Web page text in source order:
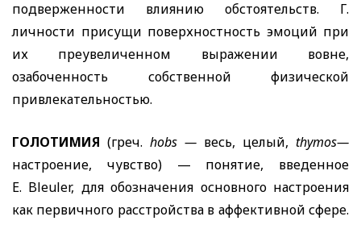
подверженности влиянию обстоятельств. Г.
личности присущи поверхностность эмоций при
их преувеличенном выражении вовне,
озабоченность собственной физической
привлекательностью.
ГОЛОТИМИЯ (греч. hobs — весь, целый, thymos—
настроение, чувство) — понятие, введенное
Е. Bleuler, для обозначения основного настроения
как первичного расстройства в аффективной сфере.